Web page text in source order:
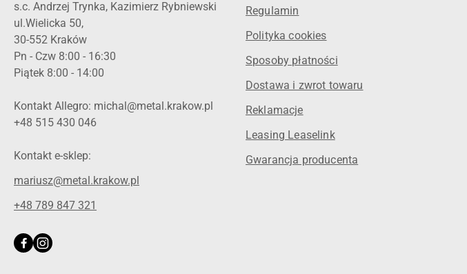
s.c. Andrzej Trynka, Kazimierz Rybniewski
ul.Wielicka 50,
30-552 Kraków
Pn - Czw 8:00 - 16:30
Piątek 8:00 - 14:00
Kontakt Allegro: michal@metal.krakow.pl
+48 515 430 046
Kontakt e-sklep:
mariusz@metal.krakow.pl
+48 789 847 321
Regulamin
Polityka cookies
Sposoby płatności
Dostawa i zwrot towaru
Reklamacje
Leasing Leaselink
Gwarancja producenta